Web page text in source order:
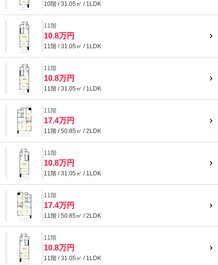
10階 / 31.05㎡ / 1LDK
11階
10.8万円
11階 / 31.05㎡ / 1LDK
11階
10.8万円
11階 / 31.05㎡ / 1LDK
11階
17.4万円
11階 / 50.85㎡ / 2LDK
11階
10.8万円
11階 / 31.05㎡ / 1LDK
11階
17.4万円
11階 / 50.85㎡ / 2LDK
11階
10.8万円
11階 / 31.05㎡ / 1LDK